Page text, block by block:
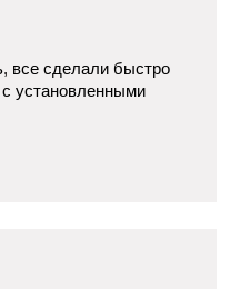
все сделали быстро
с установленными